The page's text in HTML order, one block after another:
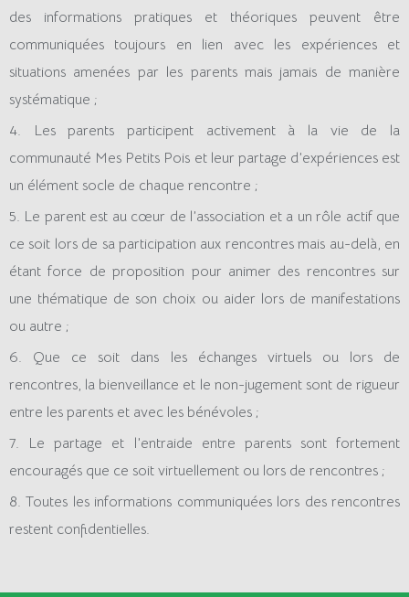
des informations pratiques et théoriques peuvent être
communiquées toujours en lien avec les expériences et
situations amenées par les parents mais jamais de manière
systématique ;
4. Les parents participent activement à la vie de la
communauté Mes Petits Pois et leur partage d’expériences est
un élément socle de chaque rencontre ;
5. Le parent est au cœur de l’association et a un rôle actif que
ce soit lors de sa participation aux rencontres mais au-delà, en
étant force de proposition pour animer des rencontres sur
une thématique de son choix ou aider lors de manifestations
ou autre ;
6. Que ce soit dans les échanges virtuels ou lors de
rencontres, la bienveillance et le non-jugement sont de rigueur
entre les parents et avec les bénévoles ;
7. Le partage et l’entraide entre parents sont fortement
encouragés que ce soit virtuellement ou lors de rencontres ;
8. Toutes les informations communiquées lors des rencontres
restent confidentielles.